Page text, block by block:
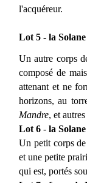
l'acquéreur.
Lot 5 - la Solane
Un autre corps
composé de
attenant et ne
horizons, au
Mandre, et
Lot 6 - la Solane
Un petit corps
et une petite
qui est, portés